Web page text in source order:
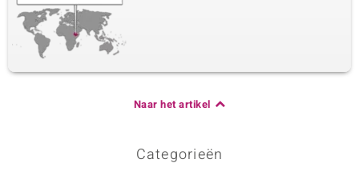
Naar het artikel
Categorieën